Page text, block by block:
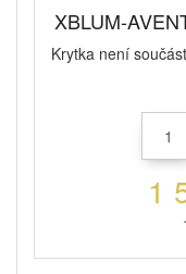
XBLUM-
Krytka není
1